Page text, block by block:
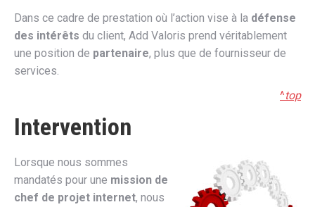
Dans ce cadre de prestation où l’action vise à la défense
des intérêts du client, Add Valoris prend véritablement
une position de partenaire, plus que de fournisseur de
services.
^top
Intervention
Lorsque nous sommes
mandatés pour une mission de
chef de projet internet, nous